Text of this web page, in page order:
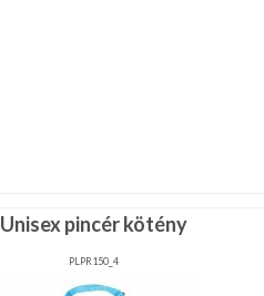
Unisex pincér kötény
PLPR150_4